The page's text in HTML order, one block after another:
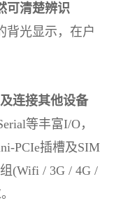
可清楚辨识
背光显示，在户
连接其他设备
等丰富I/O，
PCIe插槽及SIM
(Wifi / 3G / 4G /